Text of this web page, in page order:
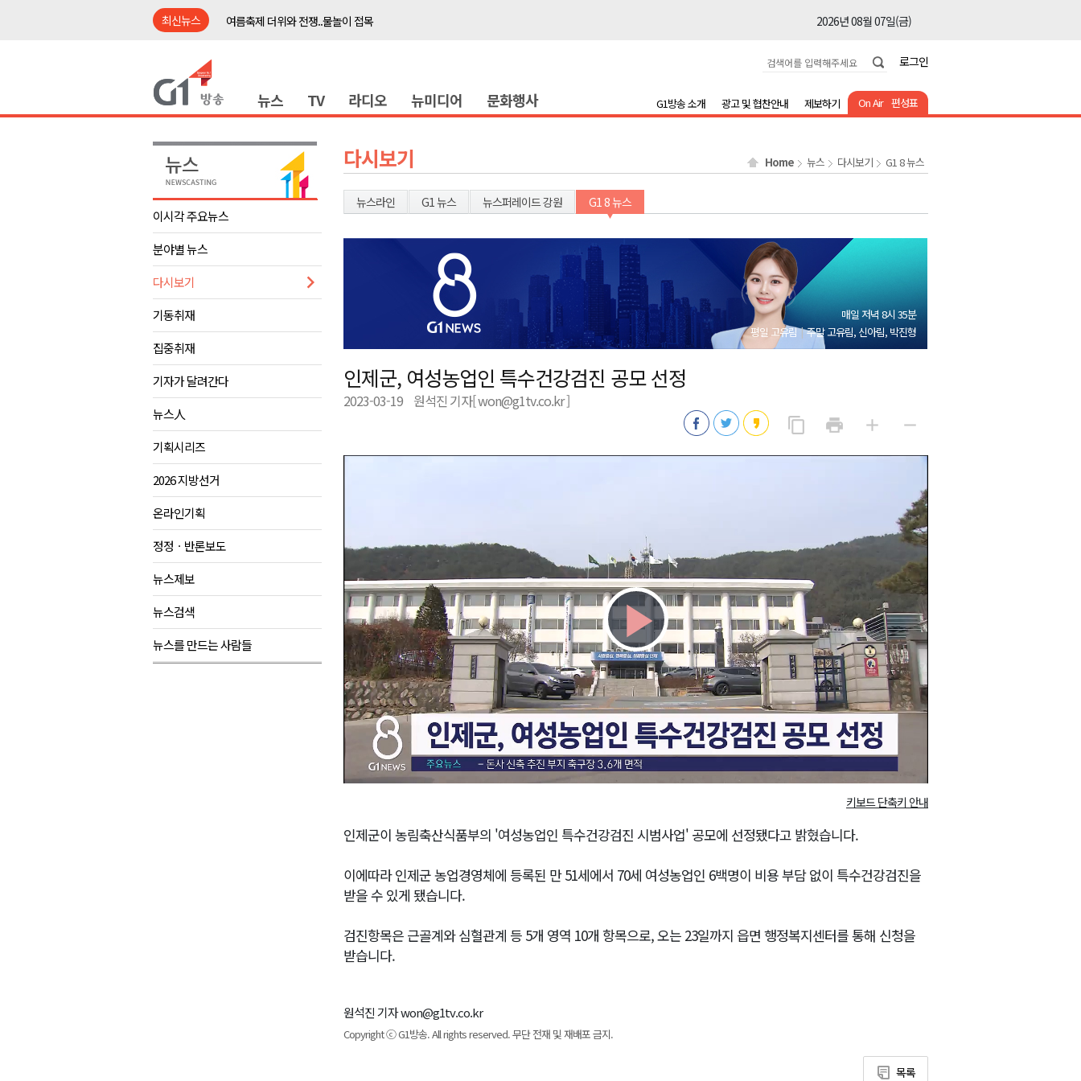
최신뉴스
여름축제 더위와 전쟁..물놀이 접목
2026년 08월 07일(금)
2026년 08월 07일(금)
검찰청 폐지..해결 과제 산적
2026년 08월 07일(금)
영월군, 국·도비 확보 보고회 개최
삼척 공공산후조리원 이전 시급
2026년 08월 07일(금)
강원자치도교육청 교감급 이상 387명 인사
2026년 08월 07일(금)
여름축제 더위와 전쟁..물놀이 접목
2026년 08월 07일(금)
강원도, 최휘영 문체부장관과 정책간담회
2026년 08월 07일(금)
이광재 국회 예결위원장, 강릉시 초청 특별 강연
2026년 08월 07일(금)
육동한 시장, 국제스케이트장 춘천 유치 건의
영월군, 국·도비 확보 보고회 개최
삼척 공공산후조리원 이전 시급
2026년 08월 07일(금)
강원자치도교육청 교감급 이상 387명 인사
2026년 08월 07일(금)
로그인
뉴스 TV 라디오 뉴미디어 문화행사 On Air 편성표
G1방송 소개 광고 및 협찬안내 제보하기
이시각 주요뉴스
분야별 뉴스
다시보기
기동취재
집중취재
기자가 달려간다
뉴스人
기획시리즈
2026 지방선거
온라인기획
정정ㆍ반론보도
뉴스제보
뉴스검색
뉴스를 만드는 사람들
다시보기 Home 뉴스 다시보기 G1 8 뉴스
뉴스라인 G1 뉴스 뉴스퍼레이드 강원 G1 8 뉴스
매일 저녁 8시 35분
평일 고유림
주말 고유림, 신아림, 박진형
인제군, 여성농업인 특수건강검진 공모 선정
2023-03-19 원석진 기자[ won@g1tv.co.kr ]
content_copy
사
print add
게
remove
게
Play
Video
키보드 단축키 안내
인제군이 농림축산식품부의 '여성농업인 특수건강검진 시범사업' 공모에 선정됐다고 밝혔습니다.
이에따라 인제군 농업경영체에 등록된 만 51세에서 70세 여성농업인 6백명이 비용 부담 없이 특수건강검진을
받을 수 있게 됐습니다.
검진항목은 근골계와 심혈관계 등 5개 영역 10개 항목으로, 오는 23일까지 읍면 행정복지센터를 통해 신청을
받습니다.
원석진 기자 won@g1tv.co.kr
Copyright ⓒ G1방송. All rights reserved. 무단 전재 및 재배포 금지.
목록